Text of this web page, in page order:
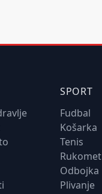
SPORT
Fudbal
Košarka
Tenis
Rukomet
Odbojka
Plivanje